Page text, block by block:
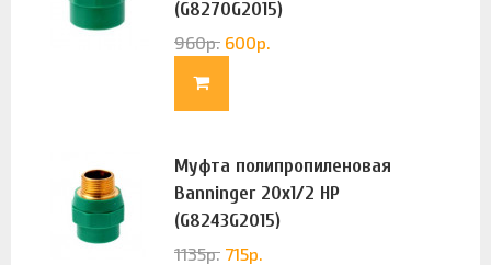
(G8270G2015)
960р. 600р.
Муфта полипропиленовая
Banninger 20х1/2 НР
(G8243G2015)
1135р. 715р.